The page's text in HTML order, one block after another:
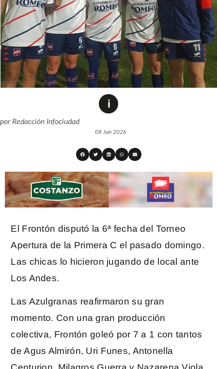
porRedacción Infociudad
08 Jun 2026
El Frontón disputó la 6ª fecha del Torneo
Apertura de la Primera C el pasado domingo.
Las chicas lo hicieron jugando de local ante
Los Andes.
Las Azulgranas reafirmaron su gran
momento. Con una gran producción
colectiva, Frontón goleó por 7 a 1 con tantos
de Agus Almirón, Uri Funes, Antonella